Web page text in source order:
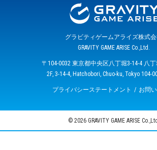
グラビティゲームアライズ株式
GRAVITY GAME ARISE Co.,Ltd.
〒104-0032 東京都中央区八丁堀3-14-4 八
2F, 3-14-4, Hatchobori, Chuo-ku, Tokyo 104-
プライバシーステートメント お問
© 2026 GRAVITY GAME ARISE Co.,Ltd.